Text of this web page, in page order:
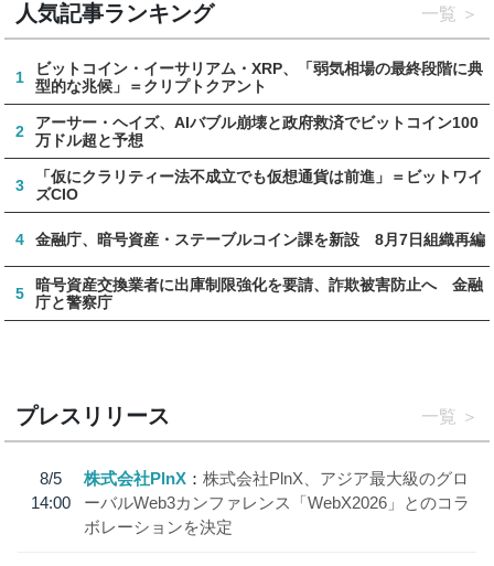
人気記事ランキング 一覧
1
ビットコイン・イーサリアム・XRP、「弱気相場の最終段階に典
型的な兆候」＝クリプトクアント
2
アーサー・ヘイズ、AIバブル崩壊と政府救済でビットコイン100
万ドル超と予想
3
「仮にクラリティー法不成立でも仮想通貨は前進」＝ビットワイ
ズCIO
4 金融庁、暗号資産・ステーブルコイン課を新設 8月7日組織再編
5
暗号資産交換業者に出庫制限強化を要請、詐欺被害防止へ 金融
庁と警察庁
プレスリリース 一覧
8/5
14:00
株式会社PlnX
株式会社PlnX、アジア最大級のグロ
ーバルWeb3カンファレンス「WebX2026」とのコラ
ボレーションを決定